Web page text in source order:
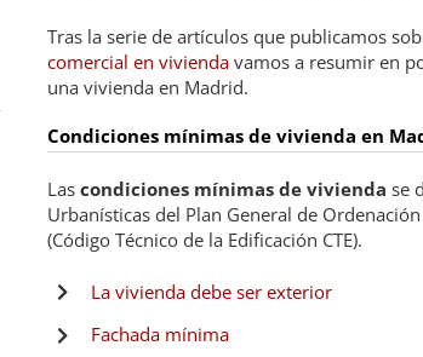
Tras la serie de artículos que publicamos
comercial en viviendavamos a resumir en
una vivienda en Madrid.
Condiciones mínimas de vivienda en
Las condiciones mínimas de vivienda se
Urbanísticas del Plan General de
(Código Técnico de la Edificación CTE).
La vivienda debe ser exterior
Fachada mínima